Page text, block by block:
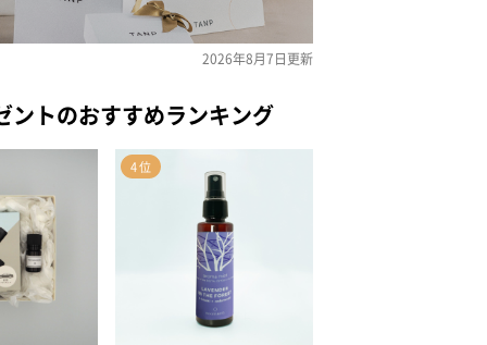
2026年8月7日更新
ントのおすすめランキング